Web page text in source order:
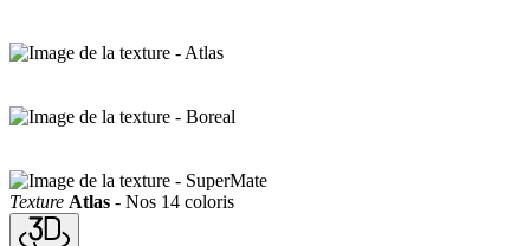
Texture Atlas - Nos 14 coloris